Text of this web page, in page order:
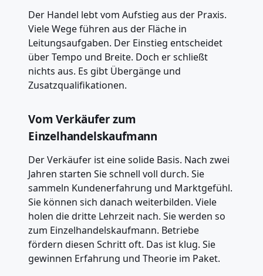
Der Handel lebt vom Aufstieg aus der Praxis.
Viele Wege führen aus der Fläche in
Leitungsaufgaben. Der Einstieg entscheidet
über Tempo und Breite. Doch er schließt
nichts aus. Es gibt Übergänge und
Zusatzqualifikationen.
Vom Verkäufer zum
Einzelhandelskaufmann
Der Verkäufer ist eine solide Basis. Nach zwei
Jahren starten Sie schnell voll durch. Sie
sammeln Kundenerfahrung und Marktgefühl.
Sie können sich danach weiterbilden. Viele
holen die dritte Lehrzeit nach. Sie werden so
zum Einzelhandelskaufmann. Betriebe
fördern diesen Schritt oft. Das ist klug. Sie
gewinnen Erfahrung und Theorie im Paket.